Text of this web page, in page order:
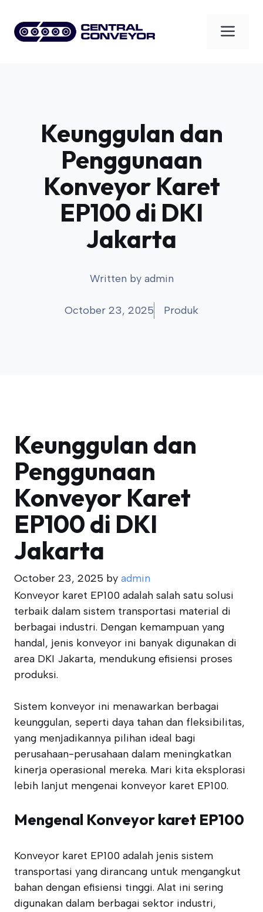
content
Keunggulan dan
Penggunaan
Konveyor Karet
EP100 di DKI
Jakarta
Written by admin
October 23, 2025 Produk
Keunggulan dan
Penggunaan
Konveyor Karet
EP100 di DKI
Jakarta
October 23, 2025 by admin
Konveyor karet EP100 adalah salah satu solusi
terbaik dalam sistem transportasi material di
berbagai industri. Dengan kemampuan yang
handal, jenis konveyor ini banyak digunakan di
area DKI Jakarta, mendukung efisiensi proses
produksi.
Sistem konveyor ini menawarkan berbagai
keunggulan, seperti daya tahan dan fleksibilitas,
yang menjadikannya pilihan ideal bagi
perusahaan-perusahaan dalam meningkatkan
kinerja operasional mereka. Mari kita eksplorasi
lebih lanjut mengenai konveyor karet EP100.
Mengenal Konveyor karet EP100
Konveyor karet EP100 adalah jenis sistem
transportasi yang dirancang untuk mengangkut
bahan dengan efisiensi tinggi. Alat ini sering
digunakan dalam berbagai sektor industri,